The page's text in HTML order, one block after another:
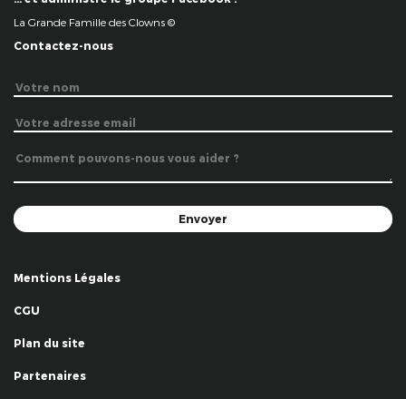
La Grande Famille des Clowns ©
Contactez-nous
Mentions Légales
CGU
Plan du site
Partenaires